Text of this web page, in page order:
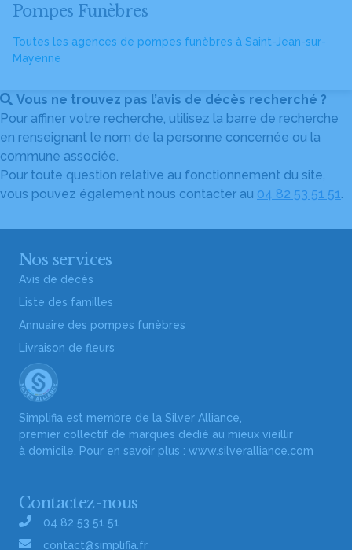
Pompes Funèbres
Toutes les agences de pompes funèbres à Saint-Jean-sur-
Mayenne
Vous ne trouvez pas l’avis de décès recherché ?
Pour affiner votre recherche, utilisez la barre de recherche
en renseignant le nom de la personne concernée ou la
commune associée.
Pour toute question relative au fonctionnement du site,
vous pouvez également nous contacter au 04 82 53 51 51.
Nos services
Avis de décès
Liste des familles
Annuaire des pompes funèbres
Livraison de fleurs
Simplifia est membre de la Silver Alliance,
premier collectif de marques dédié au mieux vieillir
à domicile. Pour en savoir plus : www.silveralliance.com
Contactez-nous
04 82 53 51 51
contact@simplifia.fr